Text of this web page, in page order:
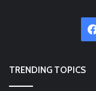
TRENDING TOPICS